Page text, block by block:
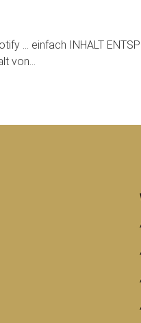
… einfach INHALT
von…